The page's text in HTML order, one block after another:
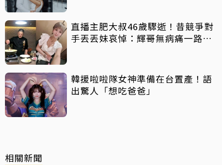
直播主肥大叔46歲驟逝！昔競爭對
手丟丟妹哀悼：輝哥無病痛一路好
韓援啦啦隊女神準備在台置產！語
出驚人「想吃爸爸」
相關新聞